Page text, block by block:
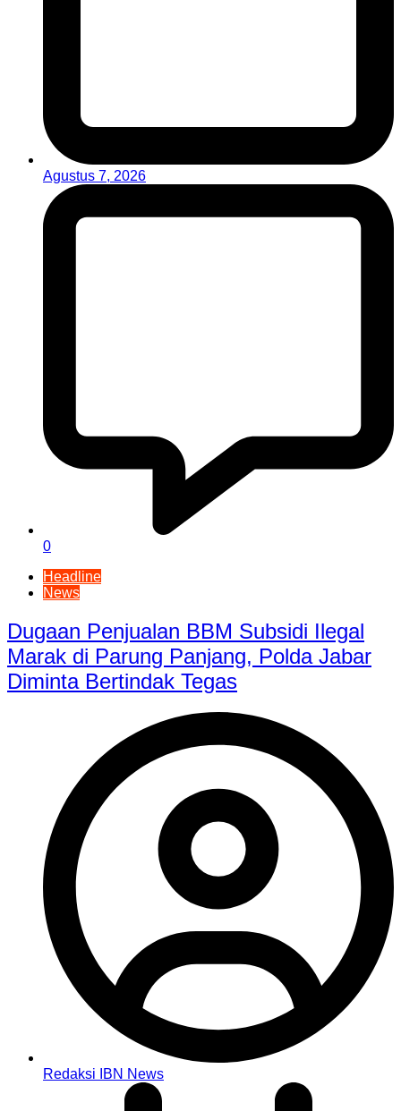
Agustus 7, 2026
0
Headline
News
Dugaan Penjualan BBM Subsidi Ilegal
Marak di Parung Panjang, Polda Jabar
Diminta Bertindak Tegas
Redaksi IBN News